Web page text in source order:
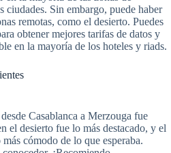
ciudades. Sin embargo, puede haber
remotas, como el desierto. Puedes
obtener mejores tarifas de datos y
en la mayoría de los hoteles y riads.
Casablanca a Merzouga fue
el desierto fue lo más destacado, y el
cómodo de lo que esperaba.